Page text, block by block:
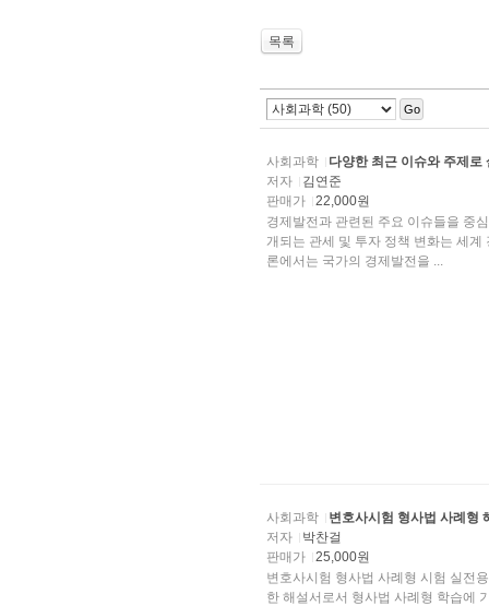
목록
Go
사회과학
다양한 최근 이슈와 주제로
저자
김연준
판매가
22,000원
경제발전과 관련된 주요 이슈들을 중
개되는 관세 및 투자 정책 변화는 세
론에서는 국가의 경제발전을 ...
사회과학
변호사시험 형사법 사례형
저자
박찬걸
판매가
25,000원
변호사시험 형사법 사례형 시험 실전
한 해설서로서 형사법 사례형 학습에